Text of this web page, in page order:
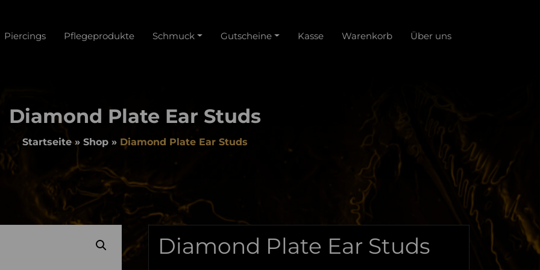
Piercings Pflegeprodukte Schmuck Gutscheine Kasse Warenkorb Über uns
Diamond Plate Ear Studs
Startseite» Shop » Diamond Plate Ear Studs
Diamond Plate Ear Studs